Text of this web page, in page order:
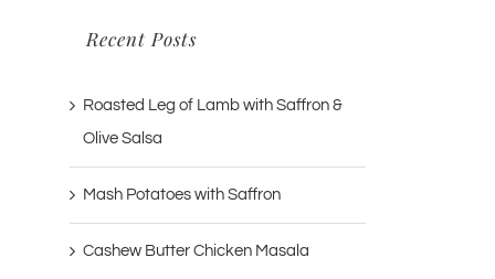
Recent Posts
Roasted Leg of Lamb with Saffron &
Olive Salsa
Mash Potatoes with Saffron
Cashew Butter Chicken Masala